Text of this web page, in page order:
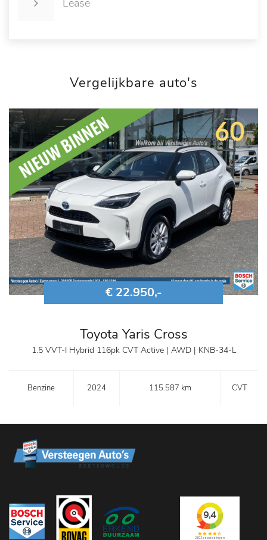
Vergelijkbare auto's
€ 22.950,-
Toyota Yaris Cross
1.5 VVT-I Hybrid 116pk CVT Active | AWD | KNB-34-L
Benzine 2024 115.587 km CVT